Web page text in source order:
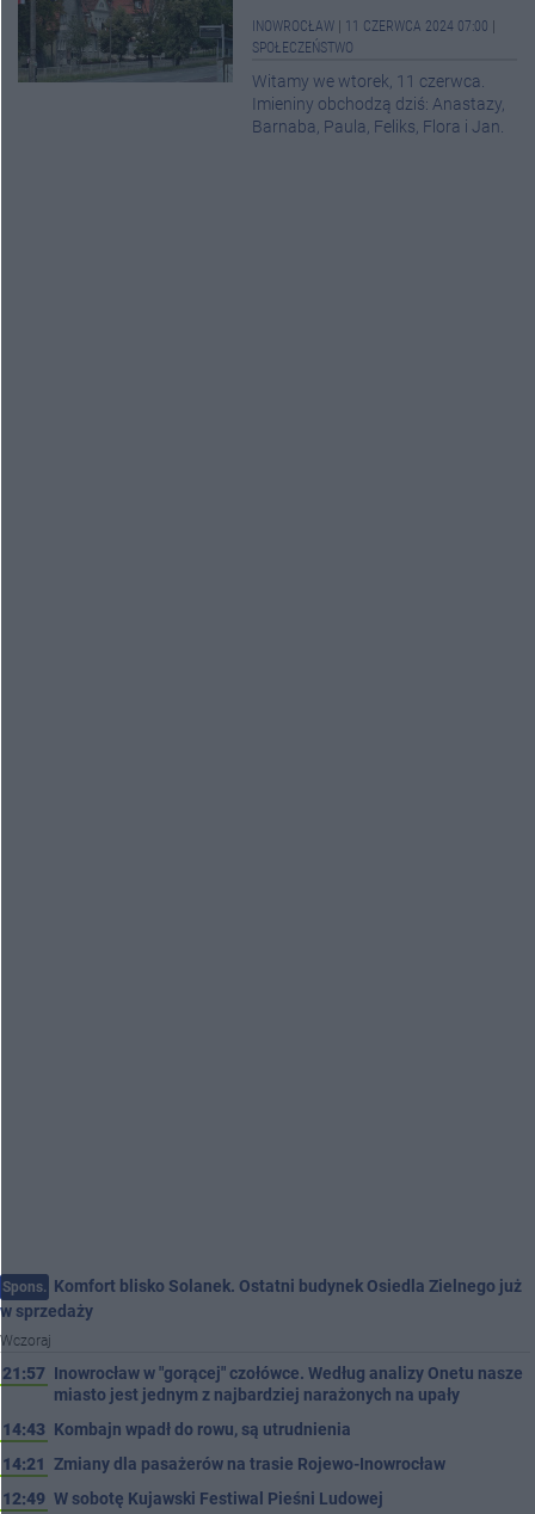
INOWROCŁAW 11 CZERWCA 2024 07:00
SPOŁECZEŃSTWO
Witamy we wtorek, 11 czerwca.
Imieniny obchodzą dziś: Anastazy,
Barnaba, Paula, Feliks, Flora i Jan.
Spons. Komfort blisko Solanek. Ostatni budynek Osiedla Zielnego już
w sprzedaży
Wczoraj
21:57 Inowrocław w "gorącej" czołówce. Według analizy Onetu nasze
miasto jest jednym z najbardziej narażonych na upały
14:43 Kombajn wpadł do rowu, są utrudnienia
14:21 Zmiany dla pasażerów na trasie Rojewo-Inowrocław
12:49 W sobotę Kujawski Festiwal Pieśni Ludowej